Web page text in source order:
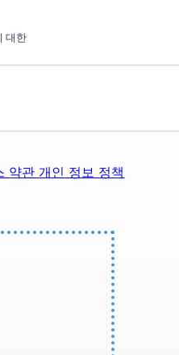
에 대한
약관개인 정보 정책